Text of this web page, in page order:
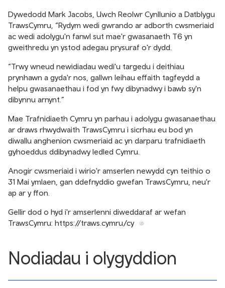
Dywedodd Mark Jacobs, Uwch Reolwr Cynllunio a Datblygu
TrawsCymru, “Rydym wedi gwrando ar adborth cwsmeriaid
ac wedi adolygu'n fanwl sut mae'r gwasanaeth T6 yn
gweithredu yn ystod adegau prysuraf o'r dydd.
“Trwy wneud newidiadau wedi'u targedu i deithiau
prynhawn a gyda'r nos, gallwn leihau effaith tagfeydd a
helpu gwasanaethau i fod yn fwy dibynadwy i bawb sy'n
dibynnu arnynt.”
Mae Trafnidiaeth Cymru yn parhau i adolygu gwasanaethau
ar draws rhwydwaith TrawsCymru i sicrhau eu bod yn
diwallu anghenion cwsmeriaid ac yn darparu trafnidiaeth
gyhoeddus ddibynadwy ledled Cymru.
Anogir cwsmeriaid i wirio'r amserlen newydd cyn teithio o
31 Mai ymlaen, gan ddefnyddio gwefan TrawsCymru, neu'r
ap ar y ffon.
Gellir dod o hyd i'r amserlenni diweddaraf ar wefan
TrawsCymru: https://traws.cymru/cy
Nodiadau i olygyddion